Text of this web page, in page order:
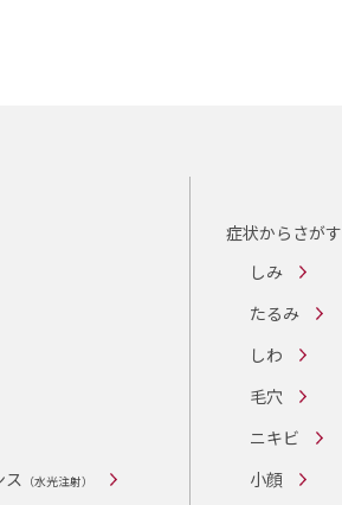
ス （水光注射）
症状からさがす
しみ
たるみ
しわ
毛穴
ニキビ
小顔